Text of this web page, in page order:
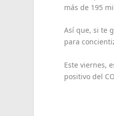
más de 195
Así que, si te
para
Este viernes,
positivo del